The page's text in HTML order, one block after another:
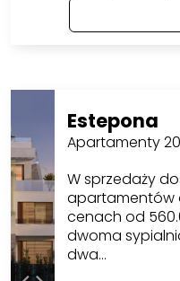
Estepona
Apartamenty
W sprzedaży
apartamentów
cenach od
dwoma
dwa…